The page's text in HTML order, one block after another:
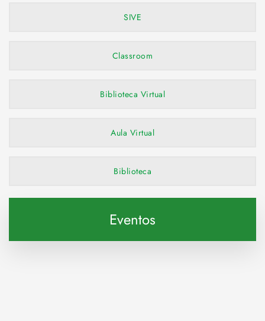
SIVE
Classroom
Biblioteca Virtual
Aula Virtual
Biblioteca
Eventos